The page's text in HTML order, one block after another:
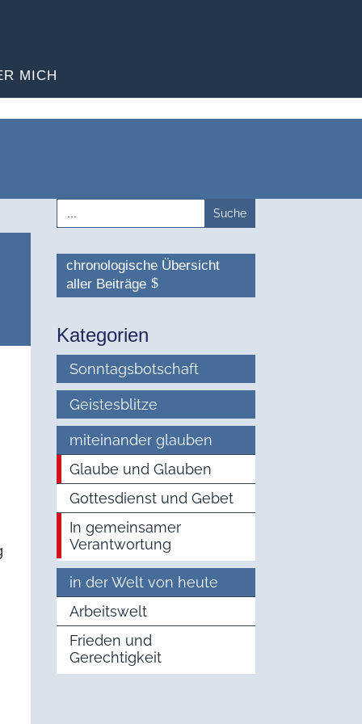
MICH
Search
for:
chronologische Übersicht
aller Beiträge
Kategorien
Sonntagsbotschaft
Geistesblitze
miteinander glauben
Glaube und Glauben
Gottesdienst und Gebet
In gemeinsamer
Verantwortung
in der Welt von heute
Arbeitswelt
Frieden und
Gerechtigkeit